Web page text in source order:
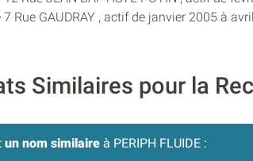
7 Rue GAUDRAY , actif de janvier 2005 à
Similaires pour la
un nom similaire à PERIPH FLUIDE :